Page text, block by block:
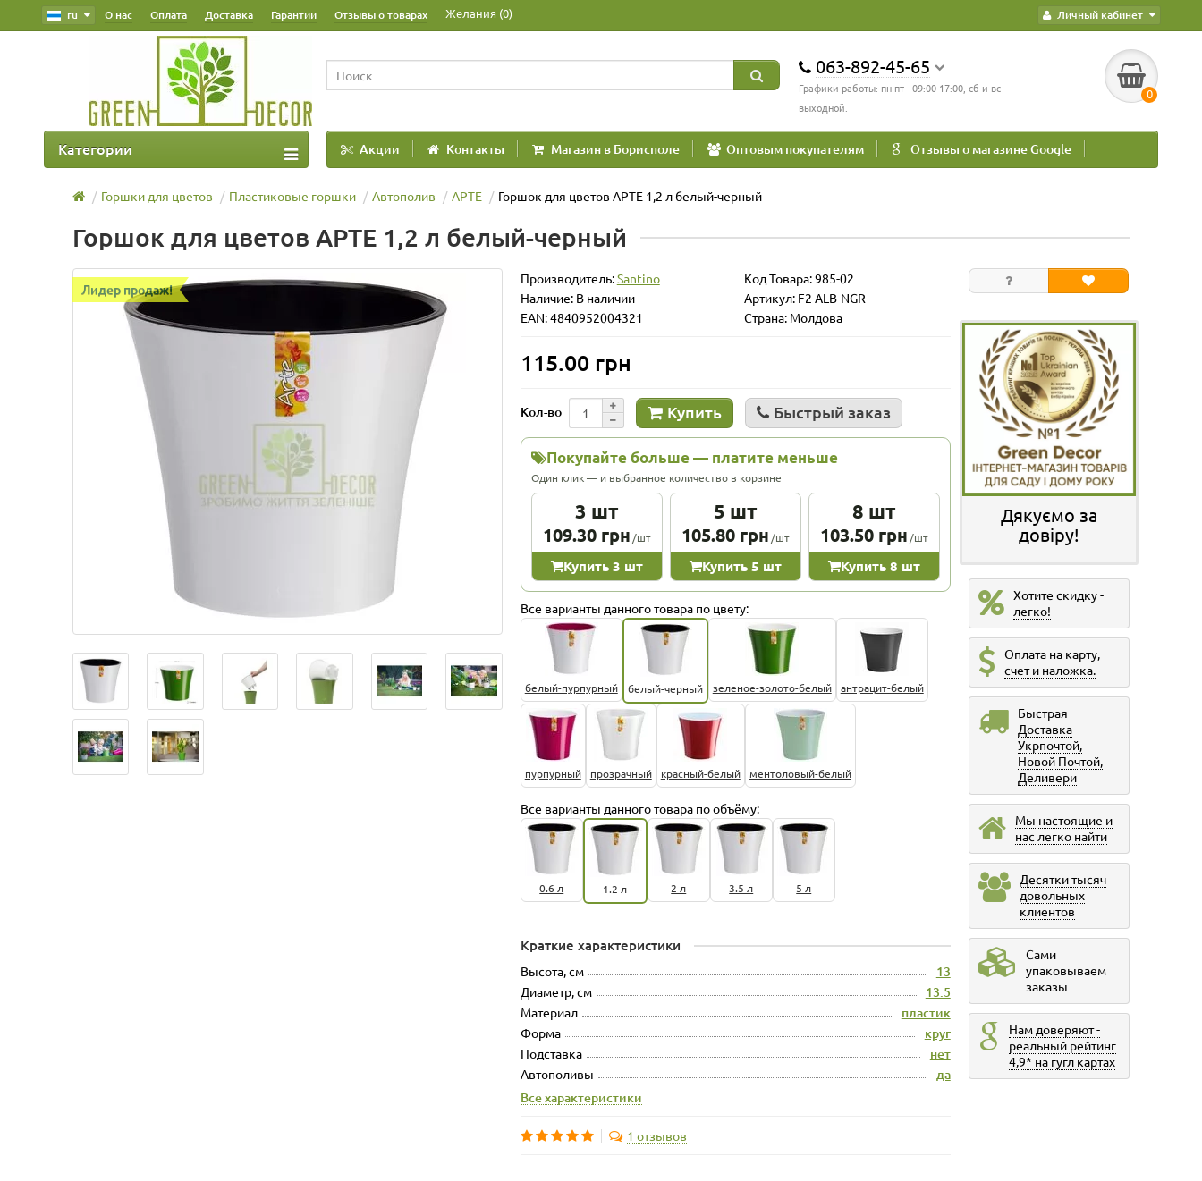
Личный кабинет
ru О нас Оплата Доставка Гарантии Отзывы о товарах Желания (0)
063-892-45-65
Графики работы: пн-пт - 09:00-17:00, сб и вс -
выходной.
0
Акции Контакты Магазин в Борисполе Оптовым покупателям Отзывы о магазине Google
Категории
Горшки для цветов Пластиковые горшки Автополив АРТЕ Горшок для цветов АРТЕ 1,2 л белый-черный
Горшок для цветов АРТЕ 1,2 л белый-черный
Лидер продаж!
Производитель:Santino Код Товара:985-02
Наличие: В наличии
Артикул: F2 ALB-NGR
EAN: 4840952004321
Страна: Молдова
115.00 грн
Кол-во Купить Быстрый заказ
Покупайте больше — платите меньше
Один клик — и выбранное количество в корзине
3 шт
109.30 грн /шт
Купить 3 шт
5 шт
105.80 грн /шт
Купить 5 шт
8 шт
103.50 грн /шт
Купить 8 шт
Все варианты данного товара по цвету:
белый-пурпурный белый-черный зеленое-золото-белый антрацит-белый
пурпурный прозрачный красный-белый ментоловый-белый
Все варианты данного товара по объёму:
0.6 л 1.2 л 2 л 3.5 л 5 л
Краткие характеристики
Высота, см 13
Диаметр, см 13.5
Материал пластик
Форма круг
Подставка нет
Автополивы
да
Все характеристики
1 отзывов
Дякуємо за
довіру!
Хотите скидку -
легко!
Оплата на карту,
счет и наложка.
Быстрая
Доставка
Укрпочтой,
Новой Почтой,
Деливери
Мы настоящие и
нас легко найти
Десятки тысяч
довольных
клиентов
Сами
упаковываем
заказы
Нам доверяют -
реальный рейтинг
4,9* на гугл картах